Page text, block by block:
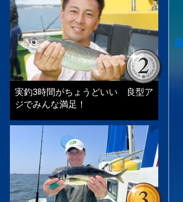
実釣3時間がちょうどいい 良型ア
ジでみんな満足！